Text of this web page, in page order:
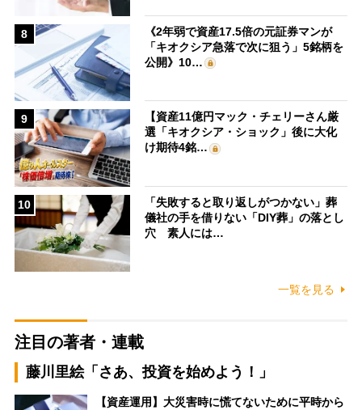
8
《2年弱で資産17.5倍の元証券マンが
「キオクシア急落で次に狙う」5銘柄を
公開》10…
9
【資産11億円マック・チェリーさん厳
選「キオクシア・ショック」後に大化
け期待4銘…
10
「失敗すると取り返しがつかない」葬
儀社の手を借りない「DIY葬」の落とし
穴 素人には…
一覧を見る
注目の著者・連載
藤川里絵「さあ、投資を始めよう！」
【資産運用】大災害時に慌てないために平時から